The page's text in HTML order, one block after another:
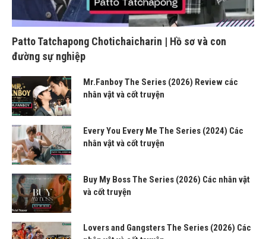
Patto Tatchapong Chotichaicharin | Hồ sơ và con
đường sự nghiệp
Mr.Fanboy The Series (2026) Review các
nhân vật và cốt truyện
Every You Every Me The Series (2024) Các
nhân vật và cốt truyện
Buy My Boss The Series (2026) Các nhân vật
và cốt truyện
Lovers and Gangsters The Series (2026) Các